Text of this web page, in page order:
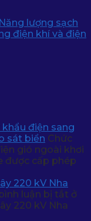
lượng sạch
điện khí và điện
điện sang
sát biển Chức
gió ngoài khơi
được cấp phép
220 kV Nha
luận bị tắt ở
220 kV Nha